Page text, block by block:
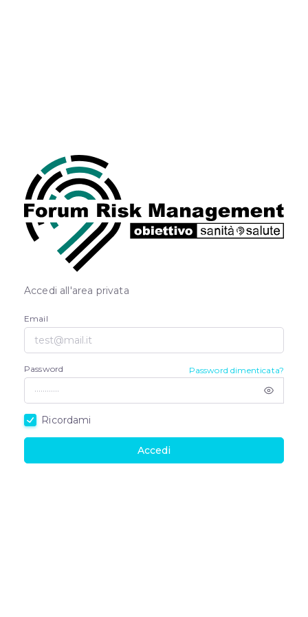
Accedi all'area privata
Email
Password Password dimenticata?
Ricordami
Accedi